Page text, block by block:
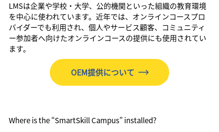
LMSは企業や学校・大学、公的機関といった組織の教育環境
を中心に使われています。近年では、オンラインコースプロ
バイダーでも利用され、個人やサービス顧客、コミュニティ
ー参加者へ向けたオンラインコースの提供にも使用されてい
ます。
OEM提供について
Where is the “SmartSkill Campus” installed?